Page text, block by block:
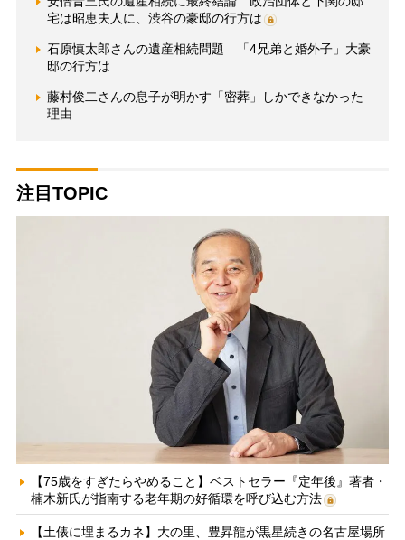
宅は昭恵夫人に、渋谷の豪邸の行方は
石原慎太郎さんの遺産相続問題 「4兄弟と婚外子」大豪
邸の行方は
藤村俊二さんの息子が明かす「密葬」しかできなかった
理由
注目TOPIC
【75歳をすぎたらやめること】ベストセラー『定年後』著者・
楠木新氏が指南する老年期の好循環を呼び込む方法
【土俵に埋まるカネ】大の里、豊昇龍が黒星続きの名古屋場所